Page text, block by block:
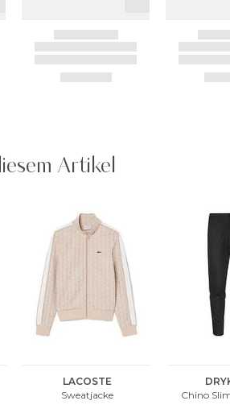
Artikel